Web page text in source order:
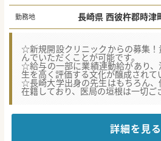
勤務地 長崎県 西彼杵郡時
☆新規開設クリニックからの募集
んでいただくことが可能です。
☆給与の一部に業績連動給があり
生を高く評価する文化が醸成されて
☆長崎大学出身の先生はもちろん、
在籍しており、医局の垣根は一切ご
■9月の新規開院に向けて体制強化
幅広く内科疾患を診察できる医師を
■今後の地域医療を支える総合診療
詳細を見る